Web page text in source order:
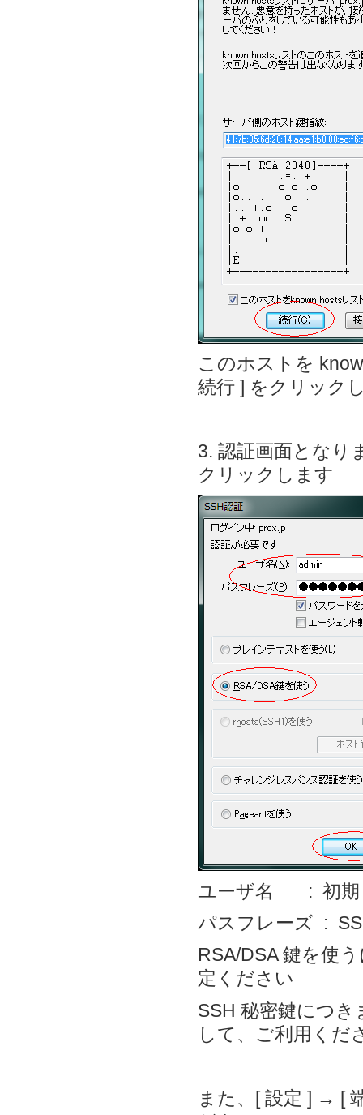
このホストを
続行 ] をクリック
3. 認証画面となり
クリックします
ユーザ名 : 初期
パスフレーズ :
RSA/DSA 鍵を使
定ください
SSH 秘密鍵につき
して、ご利用くだ
また、[ 設定 ] → [